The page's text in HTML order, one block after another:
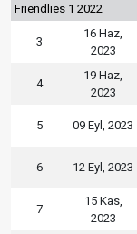
Friendlies 1 2022
3
16 Haz,
2023
4
19 Haz,
2023
5 09 Eyl, 2023
6 12 Eyl, 2023
7
15 Kas,
2023